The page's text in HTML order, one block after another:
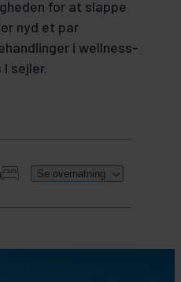
for at slappe
nyd et par
i wellness-
sejler.
Se overnatning
I BO